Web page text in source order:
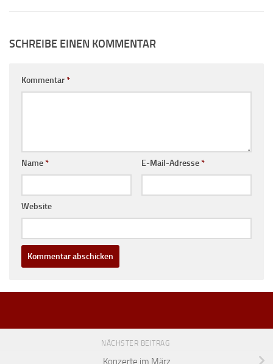
SCHREIBE EINEN KOMMENTAR
Kommentar*
Name* E-Mail-Adresse*
Website
NÄCHSTER BEITRAG
Konzerte im März